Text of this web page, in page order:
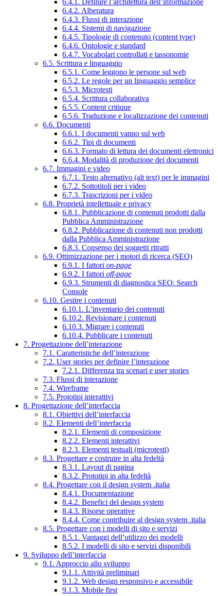
6.4.2. Alberatura
6.4.3. Flussi di interazione
6.4.4. Sistemi di navigazione
6.4.5. Tipologie di contenuto (content type)
6.4.6. Ontologie e standard
6.4.7. Vocabolari controllati e tassonomie
6.5. Scrittura e linguaggio
6.5.1. Come leggono le persone sul web
6.5.2. Le regole per un linguaggio semplice
6.5.3. Microtesti
6.5.4. Scrittura collaborativa
6.5.5. Content critique
6.5.6. Traduzione e localizzazione dei contenuti
6.6. Documenti
6.6.1. I documenti vanno sul web
6.6.2. Tipi di documenti
6.6.3. Formato di lettura dei documenti elettronici
6.6.4. Modalità di produzione dei documenti
6.7. Immagini e video
6.7.1. Testo alternativo (alt text) per le immagini
6.7.2. Sottotitoli per i video
6.7.3. Trascrizioni per i video
6.8. Proprietà intellettuale e privacy
6.8.1. Pubblicazione di contenuti prodotti dalla
Pubblica Amministrazione
6.8.2. Pubblicazione di contenuti non prodotti
dalla Pubblica Amministrazione
6.8.3. Consenso dei soggetti ritratti
6.9. Ottimizzazione per i motori di ricerca (SEO)
6.9.1. I fattori on-page
6.9.2. I fattori off-page
6.9.3. Strumenti di diagnostica SEO: Search
Console
6.10. Gestire i contenuti
6.10.1. L’inventario dei contenuti
6.10.2. Revisionare i contenuti
6.10.3. Migrare i contenuti
6.10.4. Pubblicare i contenuti
7. Progettazione dell’interazione
7.1. Caratteristiche dell’interazione
7.2. User stories per definire l’interazione
7.2.1. Differenza tra scenari e user stories
7.3. Flussi di interazione
7.4. Wireframe
7.5. Prototipi interattivi
8. Progettazione dell’interfaccia
8.1. Obiettivi dell’interfaccia
8.2. Elementi dell’interfaccia
8.2.1. Elementi di composizione
8.2.2. Elementi interattivi
8.2.3. Elementi testuali (microtesti)
8.3. Progettare e costruire in alta fedeltà
8.3.1. Layout di pagina
8.3.2. Prototipi in alta fedeltà
8.4. Progettare con il design system .italia
8.4.1. Documentazione
8.4.2. Benefici del design system
8.4.3. Risorse operative
8.4.4. Come contribuire al design system .italia
8.5. Progettare con i modelli di sito e servizi
8.5.1. Vantaggi dell’utilizzo dei modelli
8.5.2. I modelli di sito e servizi disponibili
9. Sviluppo dell’interfaccia
9.1. Approccio allo sviluppo
9.1.1. Attività preliminari
9.1.2. Web design responsivo e accessibile
9.1.3. Mobile first